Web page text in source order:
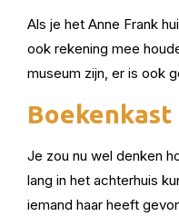
Als je het Anne Frank
ook rekening mee
museum zijn, er is ook
Boekenkast
Je zou nu wel denken
lang in het achterhuis
iemand haar heeft